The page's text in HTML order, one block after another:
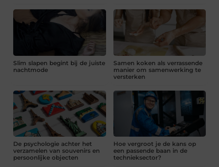
Slim slapen begint bij de juiste
nachtmode
Samen koken als verrassende
manier om samenwerking te
versterken
De psychologie achter het
verzamelen van souvenirs en
persoonlijke objecten
Hoe vergroot je de kans op
een passende baan in de
technieksector?